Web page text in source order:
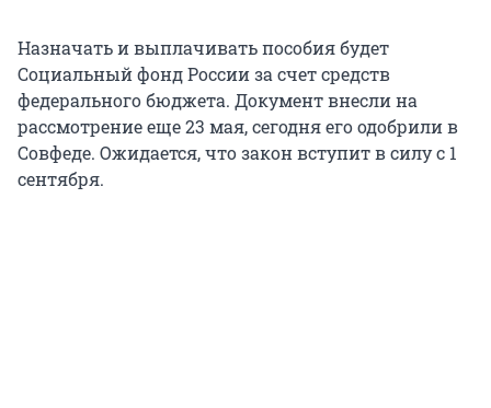
Назначать и выплачивать пособия будет
Социальный фонд России за счет средств
федерального бюджета. Документ внесли на
рассмотрение еще 23 мая, сегодня его одобрили в
Совфеде. Ожидается, что закон вступит в силу с 1
сентября.